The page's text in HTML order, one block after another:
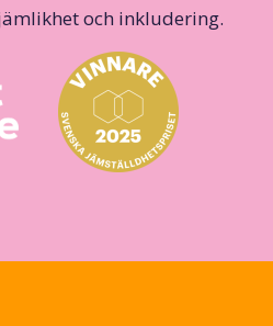
och inkludering.